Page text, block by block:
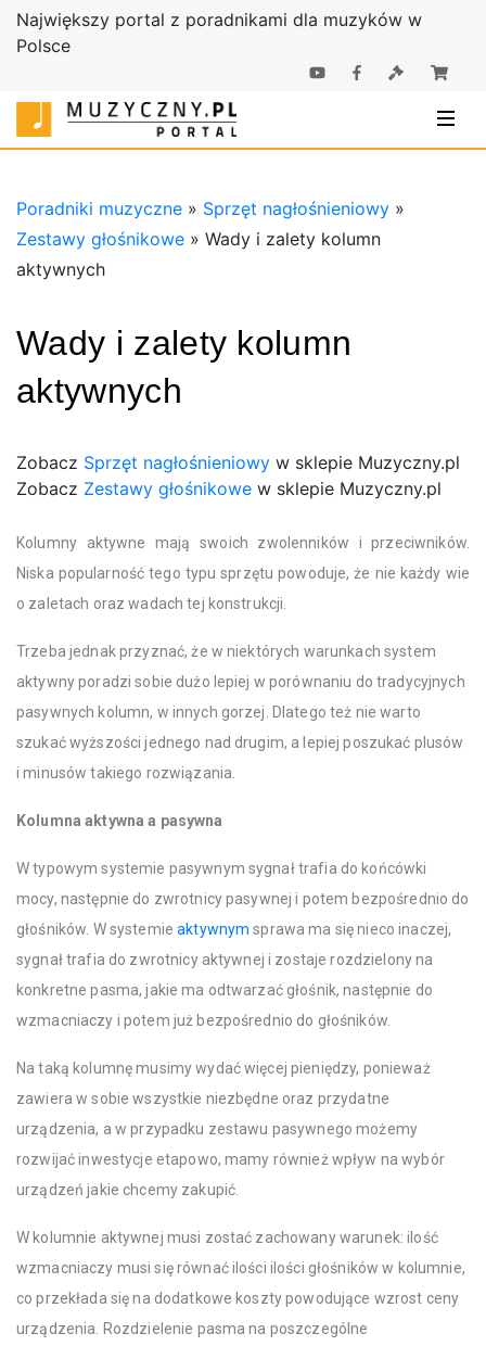
Największy portal z poradnikami dla muzyków w
Polsce
Sklep
muzyczne |
Poradniki muzyczne » Sprzęt nagłośnieniowy »
Zestawy głośnikowe » Wady i zalety kolumn
aktywnych
Wady i zalety kolumn
aktywnych
Zobacz Sprzęt nagłośnieniowy w sklepie Muzyczny.pl
Zobacz Zestawy głośnikowe w sklepie Muzyczny.pl
Kolumny aktywne mają swoich zwolenników i przeciwników.
Niska popularność tego typu sprzętu powoduje, że nie każdy wie
o zaletach oraz wadach tej konstrukcji.
Trzeba jednak przyznać, że w niektórych warunkach system
aktywny poradzi sobie dużo lepiej w porównaniu do tradycyjnych
pasywnych kolumn, w innych gorzej. Dlatego też nie warto
szukać wyższości jednego nad drugim, a lepiej poszukać plusów
i minusów takiego rozwiązania.
Kolumna aktywna a pasywna
W typowym systemie pasywnym sygnał trafia do końcówki
mocy, następnie do zwrotnicy pasywnej i potem bezpośrednio do
głośników. W systemieaktywnym sprawa ma się nieco inaczej,
sygnał trafia do zwrotnicy aktywnej i zostaje rozdzielony na
konkretne pasma, jakie ma odtwarzać głośnik, następnie do
wzmacniaczy i potem już bezpośrednio do głośników.
Na taką kolumnę musimy wydać więcej pieniędzy, ponieważ
zawiera w sobie wszystkie niezbędne oraz przydatne
urządzenia, a w przypadku zestawu pasywnego możemy
rozwijać inwestycje etapowo, mamy również wpływ na wybór
urządzeń jakie chcemy zakupić.
W kolumnie aktywnej musi zostać zachowany warunek: ilość
wzmacniaczy musi się równać ilości ilości głośników w kolumnie,
co przekłada się na dodatkowe koszty powodujące wzrost ceny
urządzenia. Rozdzielenie pasma na poszczególne